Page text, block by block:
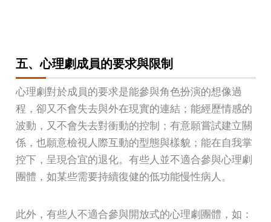
五、心理劇成員的要求與限制
心理劇對於成員的要求是能參與角色扮演的想像過
程，卻又不會失去與外在現實的連結；能經歷情感的
波動，又不會失去對衝動的控制；有意願嘗試建立關
係，也願意檢視人際互動的型態與樣貌；能在自我掌
控下，呈現合宜的退化。有些人並不適合參與心理劇
團體，如某些需要持續復健的低功能慢性病人。
此外，有些人不適合參與開放式的心理劇團體，如：